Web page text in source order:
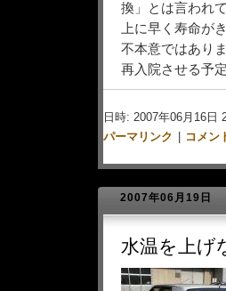
換」とは言われ
上に早く寿命が
不本意ではあり
再入院させる予定
日時: 2007年06月16日
パーマリンク
コメン
2007年06月19日
水温を上げ